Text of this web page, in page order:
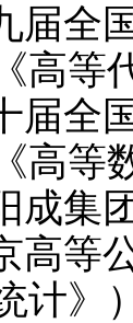
届全
高等
届全
高
成集
高等
计》）